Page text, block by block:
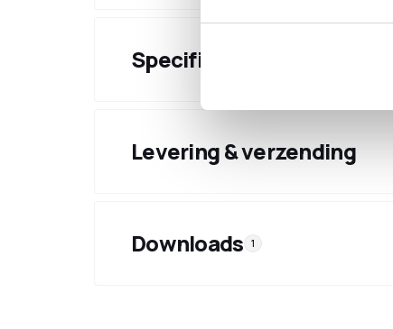
Specificaties
Levering & verzending
Downloads 1